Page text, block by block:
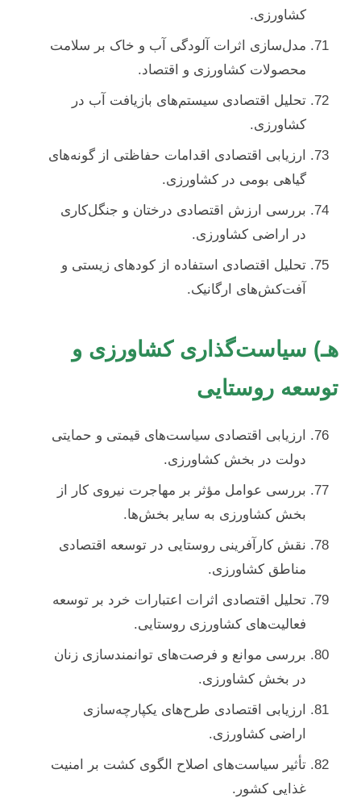
کشاورزی.
مدل‌سازی اثرات آلودگی آب و خاک بر سلامت
محصولات کشاورزی و اقتصاد.
تحلیل اقتصادی سیستم‌های بازیافت آب در
کشاورزی.
ارزیابی اقتصادی اقدامات حفاظتی از گونه‌های
گیاهی بومی در کشاورزی.
بررسی ارزش اقتصادی درختان و جنگل‌کاری
در اراضی کشاورزی.
تحلیل اقتصادی استفاده از کودهای زیستی و
آفت‌کش‌های ارگانیک.
هـ) سیاست‌گذاری کشاورزی و
توسعه روستایی
ارزیابی اقتصادی سیاست‌های قیمتی و حمایتی
دولت در بخش کشاورزی.
بررسی عوامل مؤثر بر مهاجرت نیروی کار از
بخش کشاورزی به سایر بخش‌ها.
نقش کارآفرینی روستایی در توسعه اقتصادی
مناطق کشاورزی.
تحلیل اقتصادی اثرات اعتبارات خرد بر توسعه
فعالیت‌های کشاورزی روستایی.
بررسی موانع و فرصت‌های توانمندسازی زنان
در بخش کشاورزی.
ارزیابی اقتصادی طرح‌های یکپارچه‌سازی
اراضی کشاورزی.
تأثیر سیاست‌های اصلاح الگوی کشت بر امنیت
غذایی کشور.